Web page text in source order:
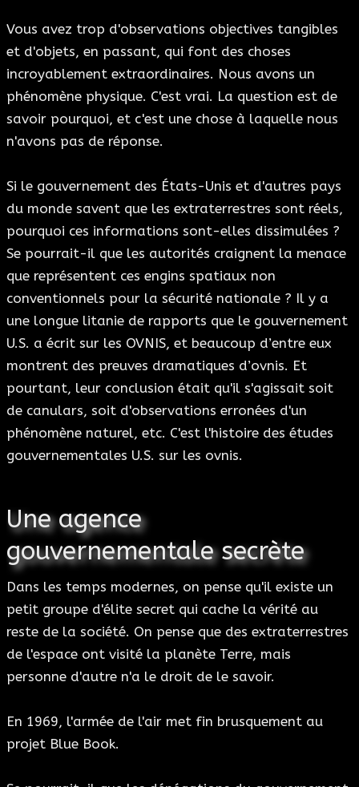
Vous avez trop d'observations objectives tangibles
et d'objets, en passant, qui font des choses
incroyablement extraordinaires. Nous avons un
phénomène physique. C'est vrai. La question est de
savoir pourquoi, et c'est une chose à laquelle nous
n'avons pas de réponse.
Si le gouvernement des États-Unis et d'autres pays
du monde savent que les extraterrestres sont réels,
pourquoi ces informations sont-elles dissimulées ?
Se pourrait-il que les autorités craignent la menace
que représentent ces engins spatiaux non
conventionnels pour la sécurité nationale ? Il y a
une longue litanie de rapports que le gouvernement
U.S. a écrit sur les OVNIS, et beaucoup d’entre eux
montrent des preuves dramatiques d’ovnis. Et
pourtant, leur conclusion était qu'il s'agissait soit
de canulars, soit d'observations erronées d'un
phénomène naturel, etc. C'est l'histoire des études
gouvernementales U.S. sur les ovnis.
Une agence
gouvernementale secrète
Dans les temps modernes, on pense qu'il existe un
petit groupe d'élite secret qui cache la vérité au
reste de la société. On pense que des extraterrestres
de l'espace ont visité la planète Terre, mais
personne d'autre n'a le droit de le savoir.
En 1969, l'armée de l'air met fin brusquement au
projet Blue Book.